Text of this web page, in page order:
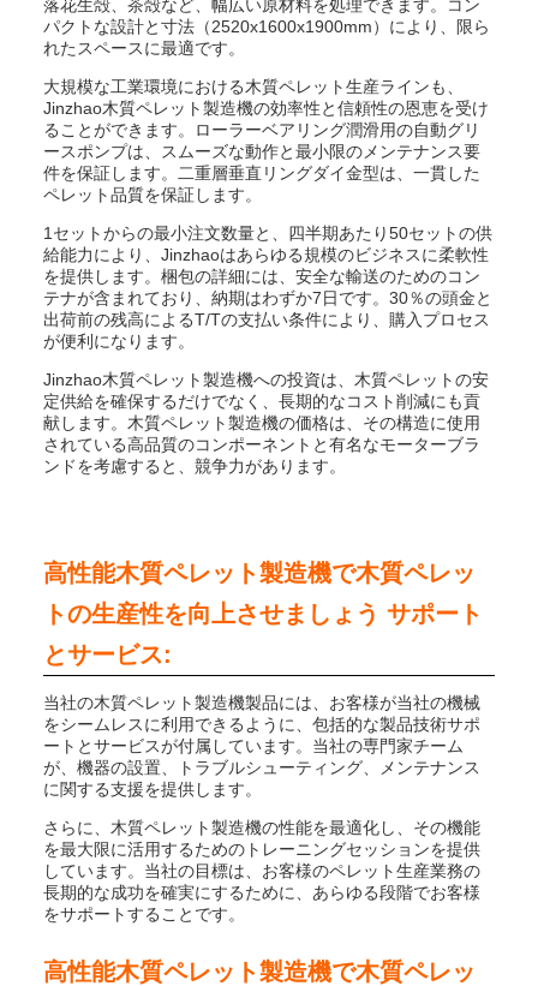
落花生殻、茶殻など、幅広い原材料を処理できます。コン
パクトな設計と寸法（2520x1600x1900mm）により、限ら
れたスペースに最適です。
大規模な工業環境における木質ペレット生産ラインも、
Jinzhao木質ペレット製造機の効率性と信頼性の恩恵を受け
ることができます。ローラーベアリング潤滑用の自動グリ
ースポンプは、スムーズな動作と最小限のメンテナンス要
件を保証します。二重層垂直リングダイ金型は、一貫した
ペレット品質を保証します。
1セットからの最小注文数量と、四半期あたり50セットの供
給能力により、Jinzhaoはあらゆる規模のビジネスに柔軟性
を提供します。梱包の詳細には、安全な輸送のためのコン
テナが含まれており、納期はわずか7日です。30％の頭金と
出荷前の残高によるT/Tの支払い条件により、購入プロセス
が便利になります。
Jinzhao木質ペレット製造機への投資は、木質ペレットの安
定供給を確保するだけでなく、長期的なコスト削減にも貢
献します。木質ペレット製造機の価格は、その構造に使用
されている高品質のコンポーネントと有名なモーターブラ
ンドを考慮すると、競争力があります。
高性能木質ペレット製造機で木質ペレッ
トの生産性を向上させましょう サポート
とサービス:
当社の木質ペレット製造機製品には、お客様が当社の機械
をシームレスに利用できるように、包括的な製品技術サポ
ートとサービスが付属しています。当社の専門家チーム
が、機器の設置、トラブルシューティング、メンテナンス
に関する支援を提供します。
さらに、木質ペレット製造機の性能を最適化し、その機能
を最大限に活用するためのトレーニングセッションを提供
しています。当社の目標は、お客様のペレット生産業務の
長期的な成功を確実にするために、あらゆる段階でお客様
をサポートすることです。
高性能木質ペレット製造機で木質ペレッ